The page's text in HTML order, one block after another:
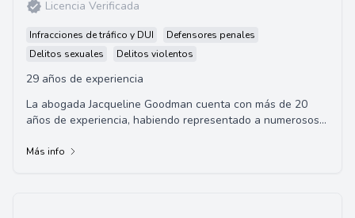
Licencia Verificada
Infracciones de tráfico y DUI
Defensores penales
Delitos sexuales
Delitos violentos
29 años de experiencia
La abogada Jacqueline Goodman cuenta con más de 20
años de experiencia, habiendo representado a numerosos
Más info